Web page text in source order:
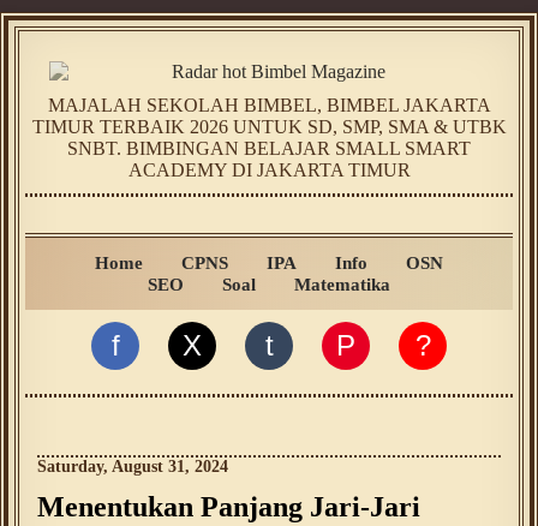
MAJALAH SEKOLAH BIMBEL, BIMBEL JAKARTA
TIMUR TERBAIK 2026 UNTUK SD, SMP, SMA & UTBK
SNBT. BIMBINGAN BELAJAR SMALL SMART
ACADEMY DI JAKARTA TIMUR
Home CPNS IPA Info
OSN
SEO
Soal Matematika
f X t P ?
Saturday, August 31, 2024
Menentukan Panjang Jari-Jari